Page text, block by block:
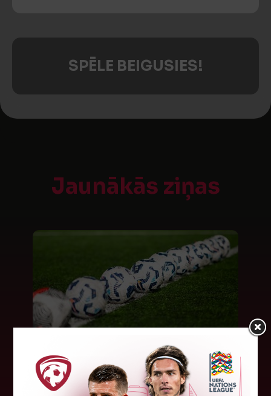
SPĒLE BEIGUSIES!
Jaunākās ziņas
LFF DK 6. augusta lēmumi
LFF Disciplinārlietu komitejas sēdes protokols
Nr. DK 26/-38 Rīgā, 2026. gada 6. augustā.